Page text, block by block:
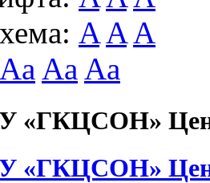
A A A
Aa Aa Aa
«ГКЦСОН»
«ГКЦСОН»